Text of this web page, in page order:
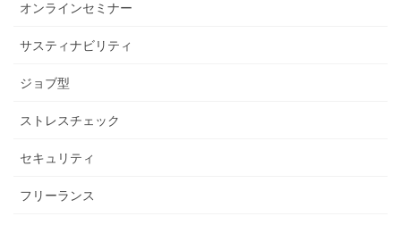
オンラインセミナー
サスティナビリティ
ジョブ型
ストレスチェック
セキュリティ
フリーランス